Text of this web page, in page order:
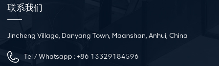
联系我们
Jincheng Village, Danyang Town, Maanshan, Anhui, China
Tel / Whatsapp :+86 13329184596